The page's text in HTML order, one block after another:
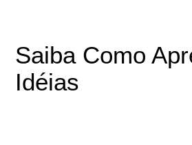
Saiba Como
Idéias